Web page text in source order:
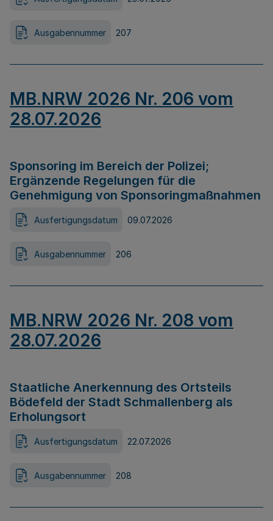
Ausgabennummer 207
MB.NRW 2026 Nr. 206 vom
28.07.2026
Sponsoring im Bereich der Polizei;
Ergänzende Regelungen für die
Genehmigung von Sponsoringmaßnahmen
Ausfertigungsdatum 09.07.2026
Ausgabennummer 206
MB.NRW 2026 Nr. 208 vom
28.07.2026
Staatliche Anerkennung des Ortsteils
Bödefeld der Stadt Schmallenberg als
Erholungsort
Ausfertigungsdatum 22.07.2026
Ausgabennummer 208